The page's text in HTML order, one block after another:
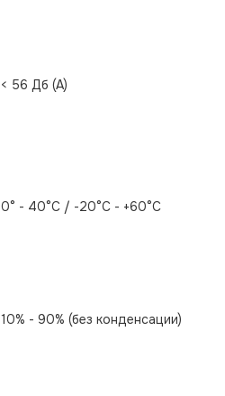
< 56 Дб (A)
0° - 40°C / -20°C - +60°C
10% - 90% (без конденсации)